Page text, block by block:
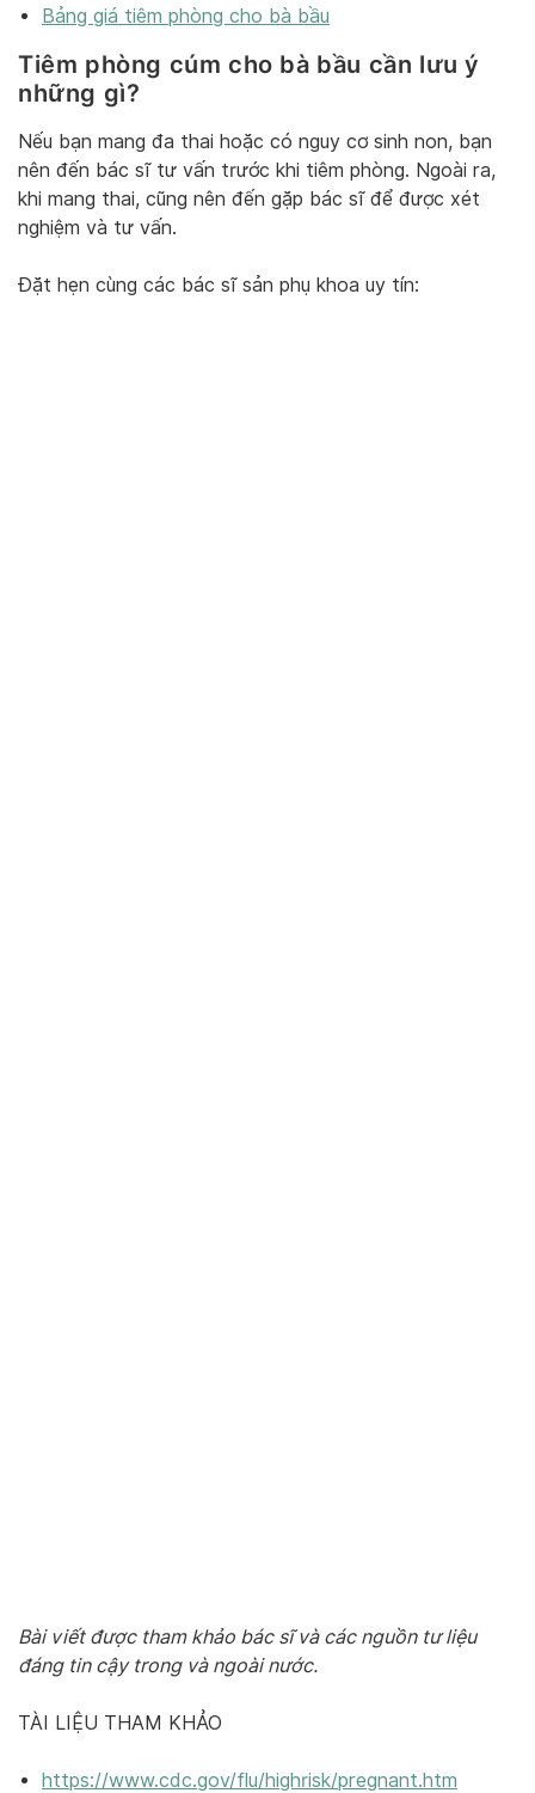
Bảng giá tiêm phòng cho bà bầu
Tiêm phòng cúm cho bà bầu cần lưu ý
những gì?
Nếu bạn mang đa thai hoặc có nguy cơ sinh non, bạn
nên đến bác sĩ tư vấn trước khi tiêm phòng. Ngoài ra,
khi mang thai, cũng nên đến gặp bác sĩ để được xét
nghiệm và tư vấn.
Đặt hẹn cùng các bác sĩ sản phụ khoa uy tín:
Bài viết được tham khảo bác sĩ và các nguồn tư liệu
đáng tin cậy trong và ngoài nước.
TÀI LIỆU THAM KHẢO
https://www.cdc.gov/flu/highrisk/pregnant.htm